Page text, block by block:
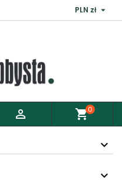
PLN zł 
 shopping_cart0
×
musisz się
Zaloguj